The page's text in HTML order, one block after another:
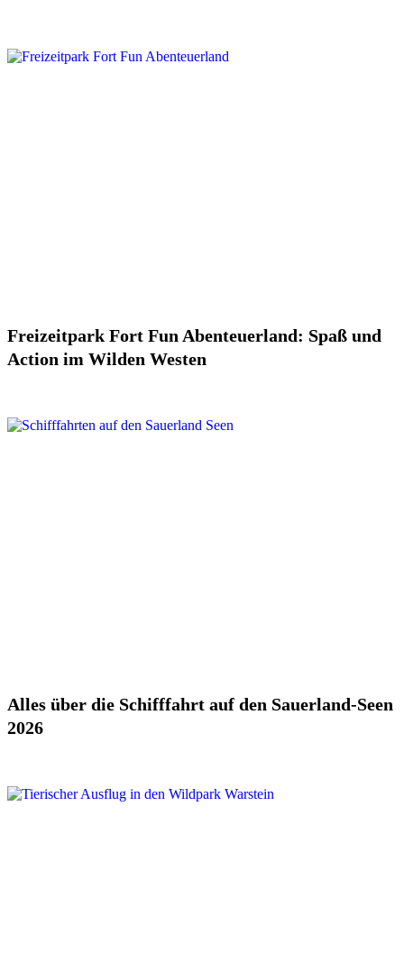
Freizeitpark Fort Fun Abenteuerland: Spaß und
Action im Wilden Westen
Alles über die Schifffahrt auf den Sauerland-Seen
2026